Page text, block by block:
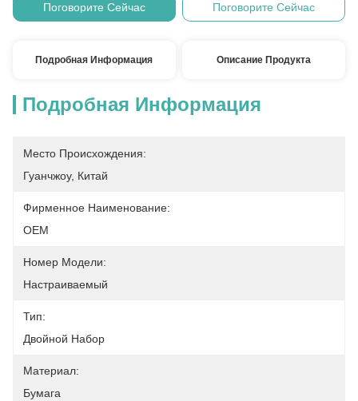
Поговорите Сейчас Поговорите Сейчас
Подробная Информация Описание Продукта
Подробная Информация
Место Происхождения:
Гуанчжоу, Китай
Фирменное Наименование:
OEM
Номер Модели:
Настраиваемый
Тип:
Двойной Набор
Материал:
Бумага